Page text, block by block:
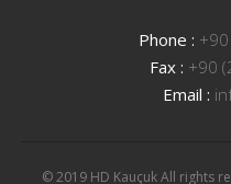
Phone :
Fax : +90
Email :
© 2019 HD Kauçuk All rights